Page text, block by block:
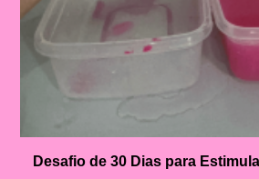
Desafio de 30 Dias para